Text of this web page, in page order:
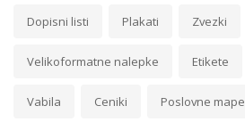
Dopisni listi Plakati Zvezki
Velikoformatne nalepke Etikete
Vabila Ceniki Poslovne mape